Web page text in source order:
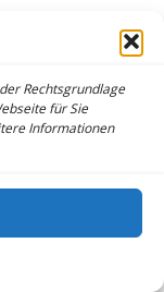
Rechtsgrundlage
für Sie
Informationen